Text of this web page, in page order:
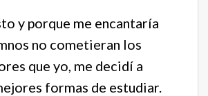
y porque me encantaría
no cometieran los
que yo, me decidí a
formas de estudiar.